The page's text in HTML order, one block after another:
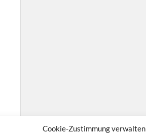
Cookie-Zustimmung verwalten